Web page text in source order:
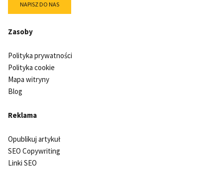
NAPISZ DO NAS
Zasoby
Polityka prywatności
Polityka cookie
Mapa witryny
Blog
Reklama
Opublikuj artykuł
SEO Copywriting
Linki SEO